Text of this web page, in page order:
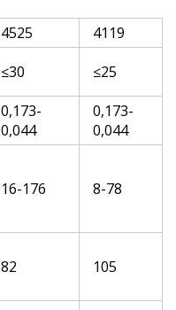
4525
4119
≤30
≤25
0,173-
0,044
0,173-
0,044
16-176 8-78
82 105